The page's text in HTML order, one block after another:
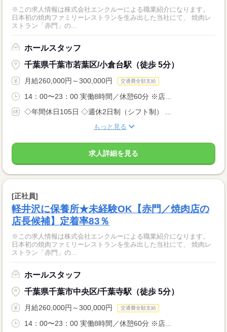
※この求人情報は株式会社エンクルーによる職業紹介になります。
日本初の焼肉ファミリーレストランを生み出した当社にて、 焼肉レ
ストラン「赤門」の...
ホールスタッフ
千葉県千葉市若葉区/小倉台駅（徒歩 5分）
月給260,000円～300,000円 交通費全額支給
14：00〜23：00 実働8時間／休憩60分 ※店...
◇年間休日105日 ◇週休2日制（シフト制） ...
もっと見る
求人詳細を見る
[正社員]
軽井沢に保養所★未経験OK【赤門／焼肉店の
店長候補】定着率83％
※この求人情報は株式会社エンクルーによる職業紹介になります。
日本初の焼肉ファミリーレストランを生み出した当社にて、 焼肉レ
ストラン「赤門」の...
ホールスタッフ
千葉県千葉市中央区/千葉寺駅（徒歩 5分）
月給260,000円～300,000円 交通費全額支給
14：00〜23：00 実働8時間／休憩60分 ※店...